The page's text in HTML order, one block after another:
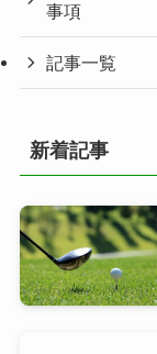
事項
記事一覧
新着記事